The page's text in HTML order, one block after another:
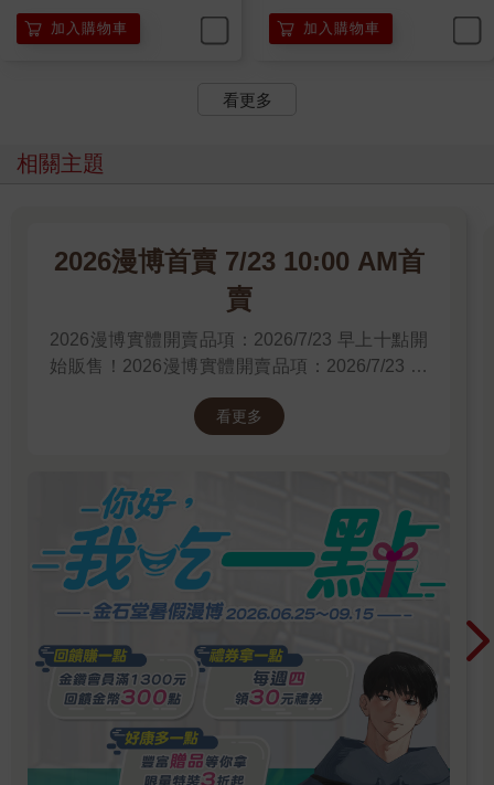
加入購物車 加入購物車
看更多
相關主題
2026漫博首賣 7/23 10:00 AM首
賣
2026漫博實體開賣品項：2026/7/23 早上十點開
始販售！2026漫博實體開賣品項：2026/7/23 早
上十點開始販售！2026漫博實體開賣品項：
2026/7/23 早上十點開始販售！先領券券再結帳
看更多